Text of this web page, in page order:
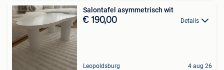
Salontafel asymmetrisch wit
€ 190,00 Details
Leopoldsburg 4 aug 26